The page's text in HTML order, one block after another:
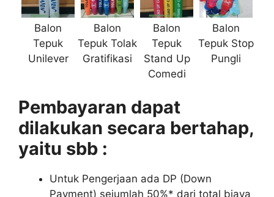
Balon
Tepuk
Unilever
Balon
Tepuk Tolak
Gratifikasi
Balon
Tepuk
Stand Up
Comedi
Balon
Tepuk Stop
Pungli
Pembayaran dapat
dilakukan secara bertahap,
yaitu sbb :
Untuk Pengerjaan ada DP (Down
Payment) sejumlah 50%* dari total biaya